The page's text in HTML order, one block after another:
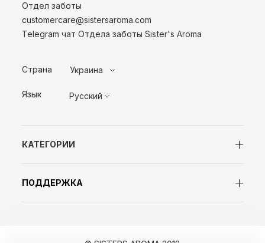
Отдел заботы
customercare@sistersaroma.com
Telegram чат Отдела заботы Sister's Aroma
КАТЕГОРИИ
ПОДДЕРЖКА
Страна Украина
Язык Русский